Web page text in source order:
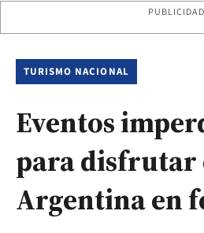
PUBLICIDAD
TURISMO NACIONAL
Eventos
para disfrutar
Argentina en